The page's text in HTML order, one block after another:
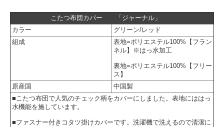
こたつ布団カバー 「ジャーナル」
カラー
グリーン/レッド
組成
表地=ポリエステル100%【フラン
ネル】※はっ水加工
裏地=ポリエステル100%【フリー
ス】
原産国
中国製
■こたつ布団で人気のチェック柄をカバーにしました。表地にははっ
水機能を施しています。
■ファスナー付きコタツ掛けカバーです。洗濯機で洗えるので清潔に